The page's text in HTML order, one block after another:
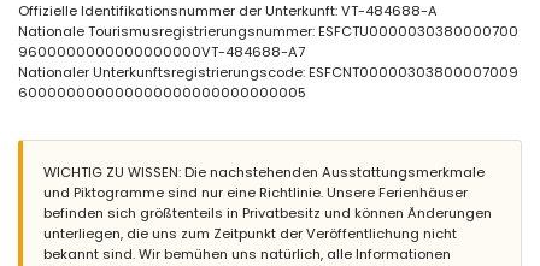
Außenbereich dieses Ferienhauses
Eingezäuntes Grundstück
Privater Pool mit den Maßen 10m x 5m und 2m tief
Schöner Rasen mit Bäumen und Gartenmöbeln mit Sonnenliegen
Grill
Außendusche
Sitzbereich im Freien und Essbereich im Freien
2 private Parkplätze
Weitere Informationen
Offizielle Identifikationsnummer der Unterkunft: VT-484688-A
Nationale Tourismusregistrierungsnummer: ESFCTU0000030380000700
9600000000000000000VT-484688-A7
Nationaler Unterkunftsregistrierungscode: ESFCNT00000303800007009
600000000000000000000000000005
WICHTIG ZU WISSEN: Die nachstehenden Ausstattungsmerkmale
und Piktogramme sind nur eine Richtlinie. Unsere Ferienhäuser
befinden sich größtenteils in Privatbesitz und können Änderungen
unterliegen, die uns zum Zeitpunkt der Veröffentlichung nicht
bekannt sind. Wir bemühen uns natürlich, alle Informationen